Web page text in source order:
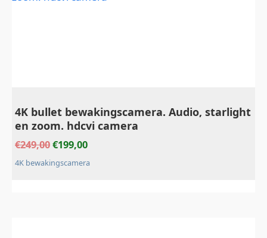
4K bullet bewakingscamera. Audio, starlight
en zoom. hdcvi camera
€249,00€199,00
4K bewakingscamera